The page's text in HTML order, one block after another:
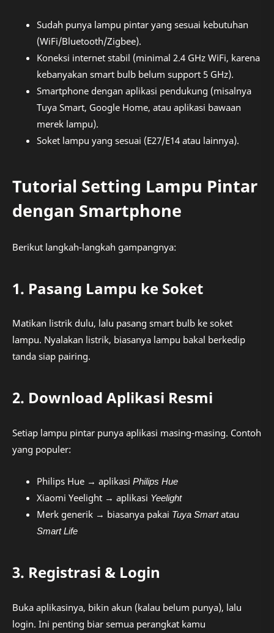
Sudah punya lampu pintar yang sesuai kebutuhan
(WiFi/Bluetooth/Zigbee).
Koneksi internet stabil (minimal 2.4 GHz WiFi, karena
kebanyakan smart bulb belum support 5 GHz).
Smartphone dengan aplikasi pendukung (misalnya
Tuya Smart, Google Home, atau aplikasi bawaan
merek lampu).
Soket lampu yang sesuai (E27/E14 atau lainnya).
Tutorial Setting Lampu Pintar
dengan Smartphone
Berikut langkah-langkah gampangnya:
1. Pasang Lampu ke Soket
Matikan listrik dulu, lalu pasang smart bulb ke soket
lampu. Nyalakan listrik, biasanya lampu bakal berkedip
tanda siap pairing.
2. Download Aplikasi Resmi
Setiap lampu pintar punya aplikasi masing-masing. Contoh
yang populer:
Philips Hue → aplikasi Philips Hue
Xiaomi Yeelight → aplikasi Yeelight
Merk generik → biasanya pakai Tuya Smartatau
Smart Life
3. Registrasi & Login
Buka aplikasinya, bikin akun (kalau belum punya), lalu
login. Ini penting biar semua perangkat kamu